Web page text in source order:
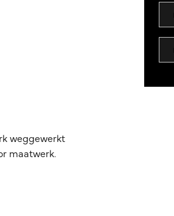
weggewerkt
maatwerk.